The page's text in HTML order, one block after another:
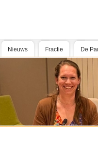
Nieuws Fractie De